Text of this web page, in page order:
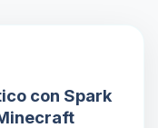
con Spark